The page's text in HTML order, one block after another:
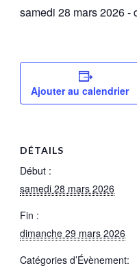
samedi 28 mars 2026-
Ajouter au calendrier
DÉTAILS
Début :
samedi 28 mars 2026
Fin :
dimanche 29 mars 2026
Catégories d’Évènement: